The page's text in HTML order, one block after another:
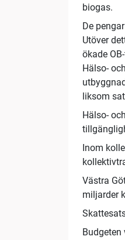
biogas.
De
Utöver
ökade
Hälso-
liksom
Hälso-
Inom
Västra
miljarder